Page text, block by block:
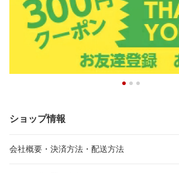
ショップ情報
会社概要・決済方法・配送方法